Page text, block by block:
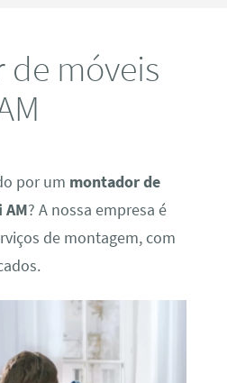
de móveis
por um montador de
AM? A nossa empresa é
de montagem, com